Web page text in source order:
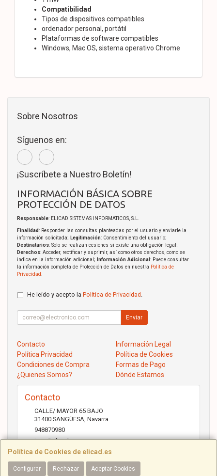
Compatibilidad
Tipos de dispositivos compatibles
ordenador personal, portátil
Plataformas de software compatibles
Windows, Mac OS, sistema operativo Chrome
Política de Cookies de elicad.es
Configurar Rechazar Aceptar Cookies
Sobre Nosotros
Síguenos en:
¡Suscríbete a Nuestro Boletín!
INFORMACIÓN BÁSICA SOBRE
PROTECCIÓN DE DATOS
Responsable: ELICAD SISTEMAS INFORMATICOS, S.L.
Finalidad: Responder las consultas planteadas por el usuario y enviarle la
información solicitada; Legitimación: Consentimiento del usuario;
Destinatarios: Solo se realizan cesiones si existe una obligación legal;
Derechos: Acceder, rectificar y suprimir, así como otros derechos, como se
indica en la información adicional;
Información Adicional : Puede consultar
la información completa de Protección de Datos en nuestra Política de
Privacidad
He leído y acepto la Política de Privacidad
Enviar
Contacto
Información Legal
Política Privacidad
Política de Cookies
Condiciones de Compra
Formas de Pago
¿Quienes Somos?
Dónde Estamos
Contacto
CALLE/ MAYOR 65 BAJO
31400 SANGÜESA Navarra
948870980
jose@elicad.com
Horario